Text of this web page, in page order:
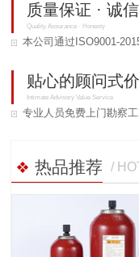
质量保证 · 诚
Quality Assurance · Honesty
本公司通过ISO9001-
贴心的顾问式
Intimate Advisory Value Service
专业人员免费上门勘察
热品推荐 /